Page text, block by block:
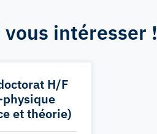
intéresser !
H/F
et théorie)